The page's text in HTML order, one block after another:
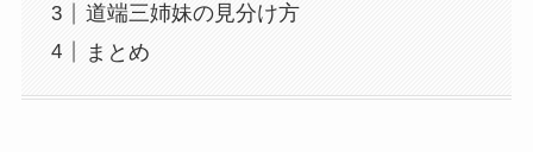
道端三姉妹の見分け方
まとめ